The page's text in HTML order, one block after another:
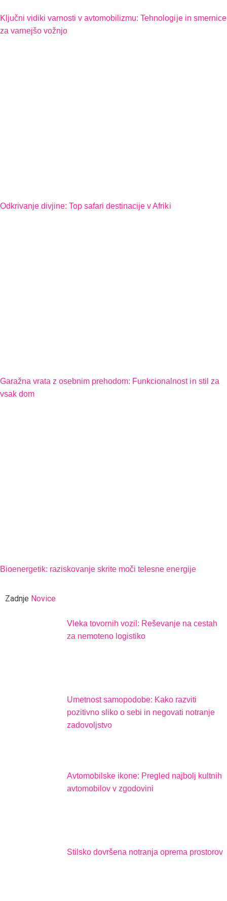
Ključni vidiki varnosti v avtomobilizmu: Tehnologije in smernice
za varnejšo vožnjo
Odkrivanje divjine: Top safari destinacije v Afriki
Garažna vrata z osebnim prehodom: Funkcionalnost in stil za
vsak dom
Bioenergetik: raziskovanje skrite moči telesne energije
Zadnje Novice
Vleka tovornih vozil: Reševanje na cestah
za nemoteno logistiko
Umetnost samopodobe: Kako razviti
pozitivno sliko o sebi in negovati notranje
zadovoljstvo
Avtomobilske ikone: Pregled najbolj kultnih
avtomobilov v zgodovini
Stilsko dovršena notranja oprema prostorov